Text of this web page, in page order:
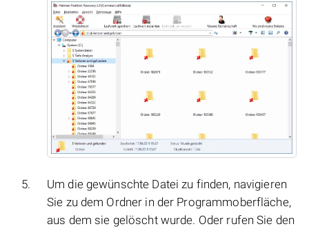
Um die gewünschte Datei zu finden, navigieren
Sie zu dem Ordner in der Programmoberfläche,
aus dem sie gelöscht wurde. Oder rufen Sie den